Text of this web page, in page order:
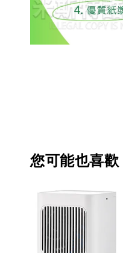
您可能也喜歡